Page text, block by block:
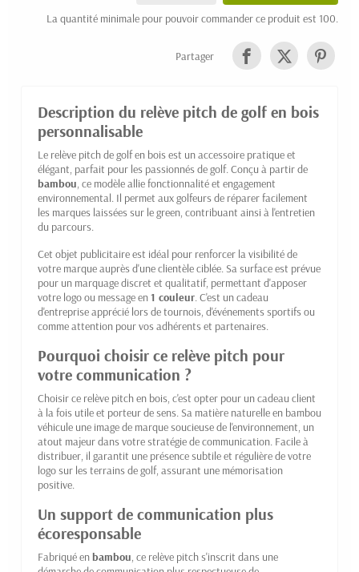
La quantité minimale pour pouvoir commander ce produit est 100.
Partager
Description du relève pitch de golf en bois
personnalisable
Le relève pitch de golf en bois est un accessoire pratique et
élégant, parfait pour les passionnés de golf. Conçu à partir de
bambou, ce modèle allie fonctionnalité et engagement
environnemental. Il permet aux golfeurs de réparer facilement
les marques laissées sur le green, contribuant ainsi à l'entretien
du parcours.
Cet objet publicitaire est idéal pour renforcer la visibilité de
votre marque auprès d'une clientèle ciblée. Sa surface est prévue
pour un marquage discret et qualitatif, permettant d'apposer
votre logo ou message en1 couleur. C'est un cadeau
d'entreprise apprécié lors de tournois, d'événements sportifs ou
comme attention pour vos adhérents et partenaires.
Pourquoi choisir ce relève pitch pour
votre communication ?
Choisir ce relève pitch en bois, c'est opter pour un cadeau client
à la fois utile et porteur de sens. Sa matière naturelle en bambou
véhicule une image de marque soucieuse de l'environnement, un
atout majeur dans votre stratégie de communication. Facile à
distribuer, il garantit une présence subtile et régulière de votre
logo sur les terrains de golf, assurant une mémorisation
positive.
Un support de communication plus
écoresponsable
Fabriqué enbambou, ce relève pitch s'inscrit dans une